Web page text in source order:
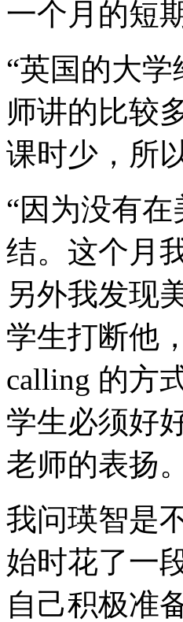
一个月的短
“英国的大
师讲的比较
课时少，所
“因为没有
结。这个月
另外我发现
学生打断他
calling 的方
学生必须好
老师的表扬
我问瑛智是
始时花了一
自己积极准